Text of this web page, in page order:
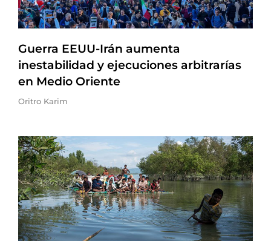
Guerra EEUU-Irán aumenta
inestabilidad y ejecuciones arbitrarías
en Medio Oriente
Oritro Karim